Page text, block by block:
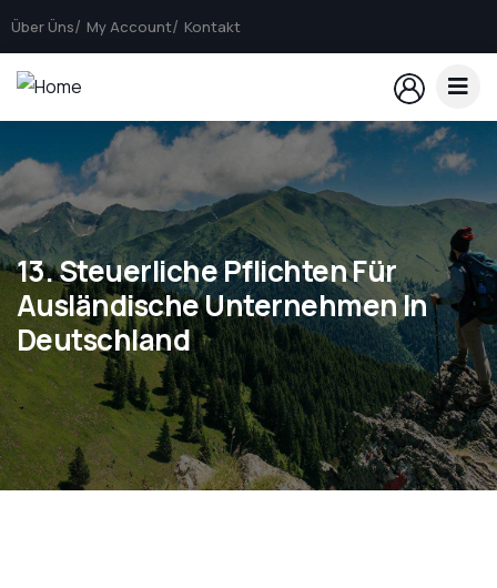
Über Üns My Account Kontakt
13. Steuerliche Pflichten Für
Ausländische Unternehmen In
Deutschland